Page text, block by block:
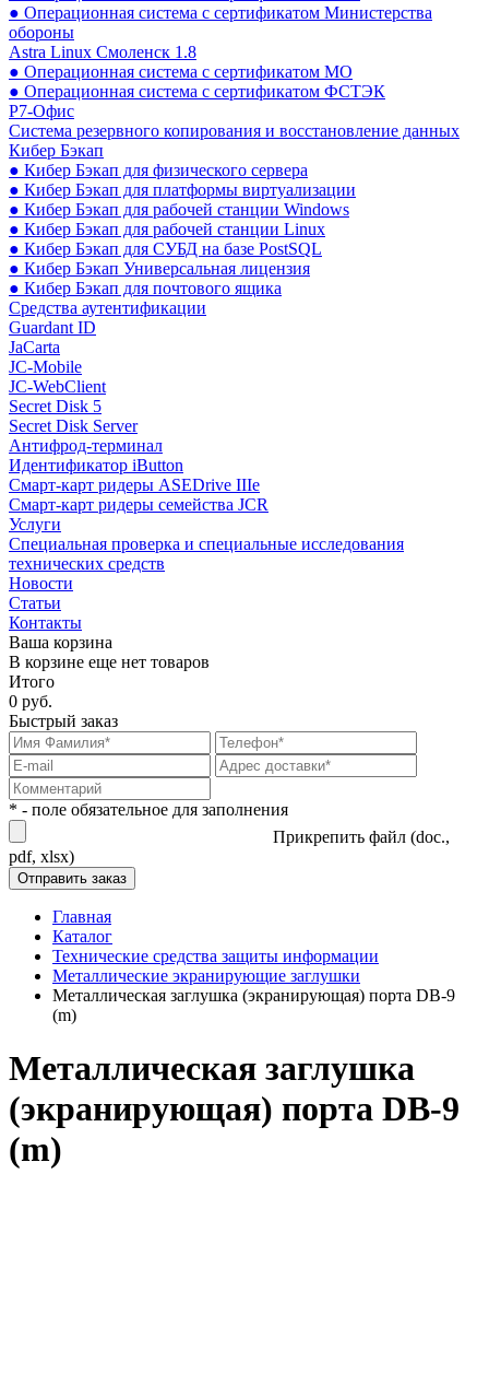
● Операционная система с сертификатом Министерства
обороны
Astra Linux Смоленск 1.8
● Операционная система с сертификатом МО
● Операционная система с сертификатом ФСТЭК
Р7-Офис
Система резервного копирования и восстановление данных
Кибер Бэкап
● Кибер Бэкап для физического сервера
● Кибер Бэкап для платформы виртуализации
● Кибер Бэкап для рабочей станции Windows
● Кибер Бэкап для рабочей станции Linux
● Кибер Бэкап для СУБД на базе PostSQL
● Кибер Бэкап Универсальная лицензия
● Кибер Бэкап для почтового ящика
Средства аутентификации
Guardant ID
JaCarta
JC-Mobile
JC-WebClient
Secret Disk 5
Secret Disk Server
Антифрод-терминал
Идентификатор iButton
Смарт-карт ридеры ASEDrive IIIe
Смарт-карт ридеры семейства JCR
Услуги
Специальная проверка и специальные исследования
технических средств
Новости
Статьи
Контакты
Ваша корзина
В корзине еще нет товаров
Итого
0 руб.
Быстрый заказ
* - поле обязательное для заполнения
Прикрепить файл (doc.,
pdf, xlsx)
Главная
Каталог
Технические средства защиты информации
Металлические экранирующие заглушки
Металлическая заглушка (экранирующая) порта DB-9
(m)
Металлическая заглушка
(экранирующая) порта DB-9
(m)